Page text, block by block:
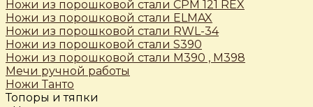
Ножи из порошковой стали CPM 121 REX
Ножи из порошковой стали ELMAX
Ножи из порошковой стали RWL-34
Ножи из порошковой стали S390
Ножи из порошковой стали М390 , М398
Мечи ручной работы
Ножи Танто
Топоры и тяпки